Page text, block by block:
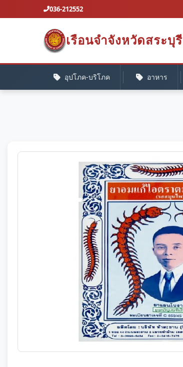
036-212552
เรือนจำจังหวัดสระบุรี
อุปโภค-บริโภค อาหาร